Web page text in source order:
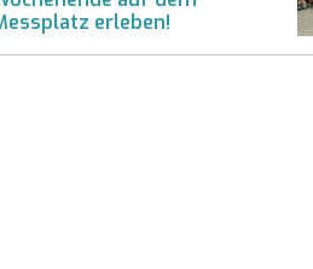
erleben!